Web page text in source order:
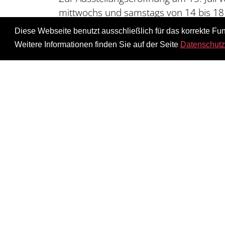
Diese Webseite benutzt ausschließlich für das korrekte
Weitere Informationen finden Sie auf der Seite
mittwochs und samstags von 14 bis
Neben den Projektbeteiligten an der
timecode e.V, die AG Re:Mensa –
Forum für nachhaltige